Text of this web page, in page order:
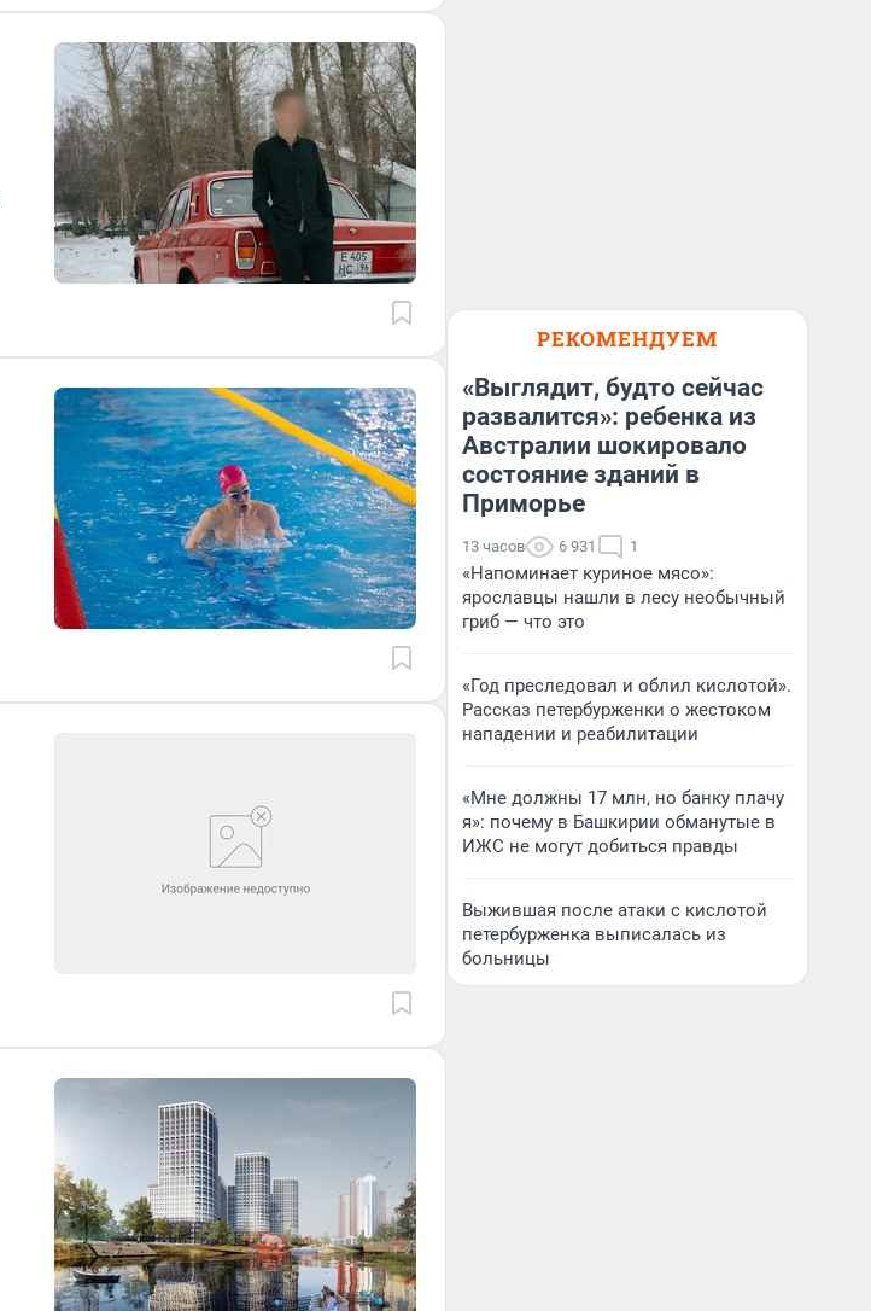
РЕКОМЕНДУЕМ
«Выглядит, будто сейчас
развалится»: ребенка из
Австралии шокировало
состояние зданий в
Приморье
13 часов 6 931 1
«Напоминает куриное мясо»:
ярославцы нашли в лесу необычный
гриб — что это
«Год преследовал и облил кислотой».
Рассказ петербурженки о жестоком
нападении и реабилитации
«Мне должны 17 млн, но банку плачу
я»: почему в Башкирии обманутые в
ИЖС не могут добиться правды
Выжившая после атаки с кислотой
петербурженка выписалась из
больницы